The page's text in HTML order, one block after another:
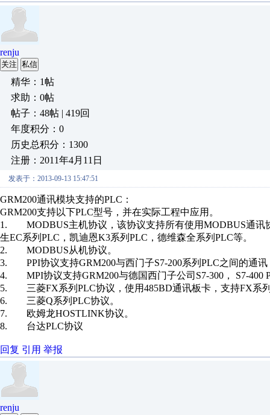
renju
关注 私信
精华：1帖
求助：0帖
帖子：48帖 | 419回
年度积分：0
历史总积分：1300
注册：2011年4月11日
发表于：2013-09-13 15:47:51
GRM200通讯模块支持的PLC：
GRM200支持以下PLC型号，并在实际工程中应用。
1. MODBUS主机协议，该协议支持所有使用MODBUS通讯
生EC系列PLC，凯迪恩K3系列PLC，德维森全系列PLC等。
2. MODBUS从机协议。
3. PPI协议支持GRM200与西门子S7-200系列PLC之间的通讯
4. MPI协议支持GRM200与德国西门子公司S7-300， S7-400
5. 三菱FX系列PLC协议，使用485BD通讯板卡，支持FX系
6. 三菱Q系列PLC协议。
7. 欧姆龙HOSTLINK协议。
8. 台达PLC协议
回复 引用 举报
renju